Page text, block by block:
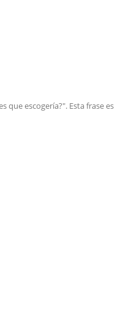
que escogería?". Esta frase